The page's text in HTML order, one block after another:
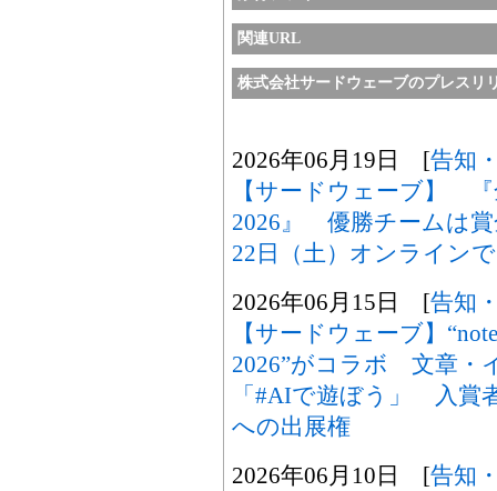
関連URL
株式会社サードウェーブのプレスリ
2026年06月19日 [告知
【サードウェーブ】
2026』 優勝チームは
22日（土）オンライン
2026年06月15日 [告知
【サードウェーブ】
2026”がコラボ 文章・
「#AIで遊ぼう」 入賞
への出展権
2026年06月10日 [告知